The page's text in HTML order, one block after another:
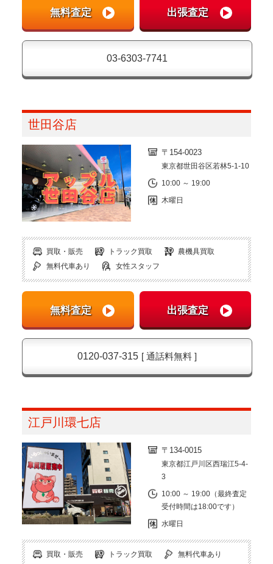
03-6303-7741
世田谷店
〒154-0023
東京都世田谷区若林5-1-10
10:00 ～ 19:00
木曜日
買取・販売 トラック買取
農機具買取
無料代車あり
女性スタッフ
0120-037-315 [ 通話料無料 ]
江戸川環七店
〒134-0015
東京都江戸川区西瑞江5-4-
3
10:00 ～ 19:00（最終査定
受付時間は18:00です）
水曜日
買取・販売 トラック買取
無料代車あり